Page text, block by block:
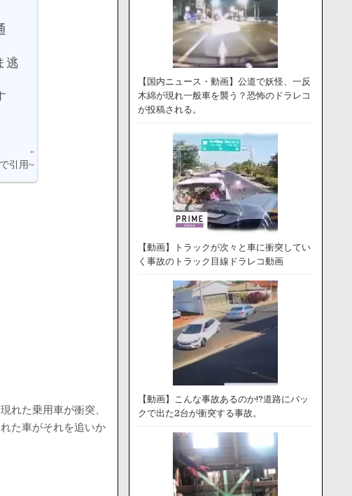
逃
れた乗用車が衝突、
た車がそれを追いか
【国内ニュース・動画】公道で妖怪、一反
木綿が現れ一般車を襲う？恐怖のドラレコ
が投稿される。
【動画】トラックが次々と車に衝突してい
く事故のトラック目線ドラレコ動画
【動画】こんな事故あるのか!?道路にバッ
クで出た2台が衝突する事故。